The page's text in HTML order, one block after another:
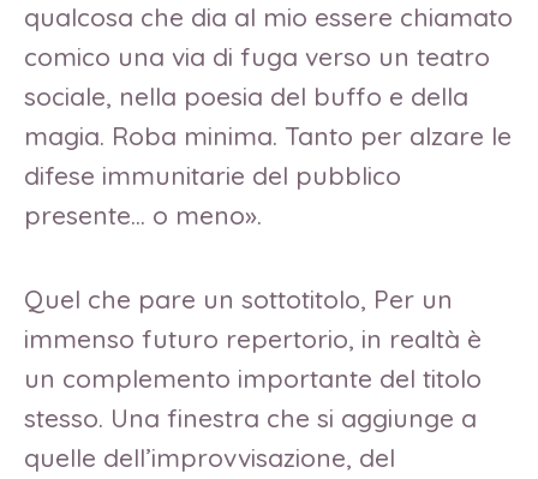
qualcosa che dia al mio essere chiamato
comico una via di fuga verso un teatro
sociale, nella poesia del buffo e della
magia. Roba minima. Tanto per alzare le
difese immunitarie del pubblico
presente… o meno».
Quel che pare un sottotitolo, Per un
immenso futuro repertorio, in realtà è
un complemento importante del titolo
stesso. Una finestra che si aggiunge a
quelle dell’improvvisazione, del